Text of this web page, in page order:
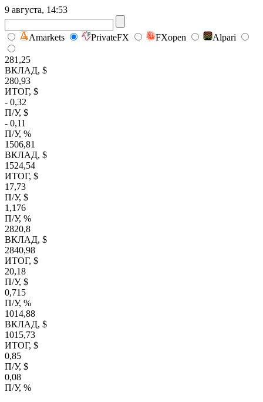
9 августа, 14:53
Amarkets PrivateFX FXopen Alpari
281,25
ВКЛАД, $
280,93
ИТОГ, $
- 0,32
П/У, $
- 0,11
П/У, %
1506,81
ВКЛАД, $
1524,54
ИТОГ, $
17,73
П/У, $
1,176
П/У, %
2820,8
ВКЛАД, $
2840,98
ИТОГ, $
20,18
П/У, $
0,715
П/У, %
1014,88
ВКЛАД, $
1015,73
ИТОГ, $
0,85
П/У, $
0,08
П/У, %